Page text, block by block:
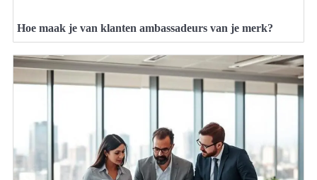
Hoe maak je van klanten ambassadeurs van je merk?